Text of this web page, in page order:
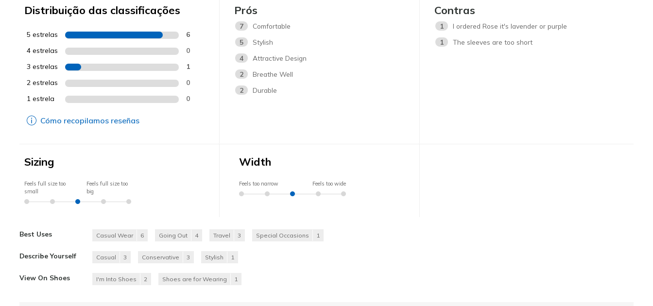
Distribuição das classificações
5 estrelas 6
4 estrelas 0
3 estrelas 1
2 estrelas 0
1 estrela 0
Cómo recopilamos reseñas
Prós
7
Comfortable
5
Stylish
4
Attractive Design
2
Breathe Well
2
Durable
Contras
1
I ordered Rose it's lavender or purple
1
The sleeves are too short
Sizing
Feels full size too
small
Feels full size too
big
Width
Feels too narrow Feels too wide
Best Uses Casual Wear 6 Going Out 4 Travel 3 Special Occasions 1
Describe Yourself Casual 3 Conservative 3 Stylish 1
View On Shoes I'm Into Shoes 2 Shoes are for Wearing 1